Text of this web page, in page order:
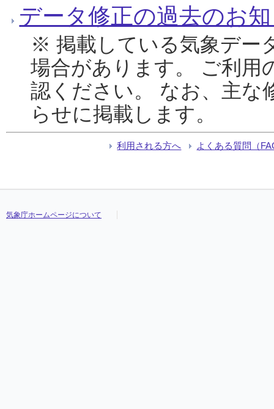
データ修正の過去のお
※ 掲載している気象デー
場合があります。 ご利用
認ください。 なお、主な
らせに掲載します。
利用される方へ よくある質問（
気象庁ホームページについて